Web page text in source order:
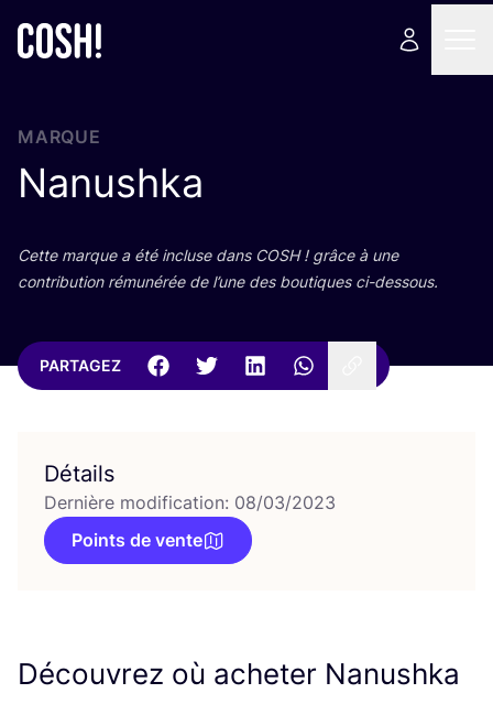
MARQUE
Nanushka
Cette marque a été incluse dans COSH! grâce à une
contri­bu­tion rému­né­rée de l’une des bou­tiques ci-dessous.
PARTAGEZ
Détails
Dernière modification: 08/03/2023
Points de vente
Découvrez où acheter Nanushka